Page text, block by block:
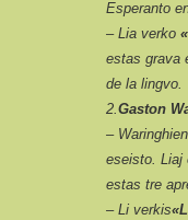
Esperanto
– Lia verko
estas grava
de la lingvo.
2.Gaston
–
eseisto. Liaj
estas tre
– Li verkis